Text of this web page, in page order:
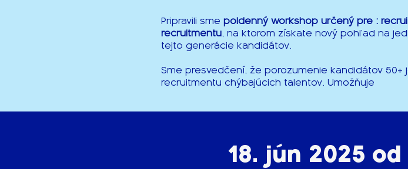
Pripravili sme poldenný workshop určený pre :
recruitmentu, na ktorom získate nový pohľad na
tejto generácie kandidátov.
Sme presvedčení, že porozumenie kandidátov
recruitmentu chýbajúcich talentov. Umožňuje
18. jún 2025